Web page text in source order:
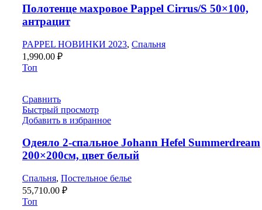
Полотенце махровое Pappel Cirrus/S 50×100,
антрацит
PAPPEL НОВИНКИ 2023, Спальня
1,990.00 ₽
Топ
Сравнить
Быстрый просмотр
Добавить в избранное
Одеяло 2-спальное Johann Hefel Summerdream
200×200см, цвет белый
Спальня, Постельное белье
55,710.00 ₽
Топ